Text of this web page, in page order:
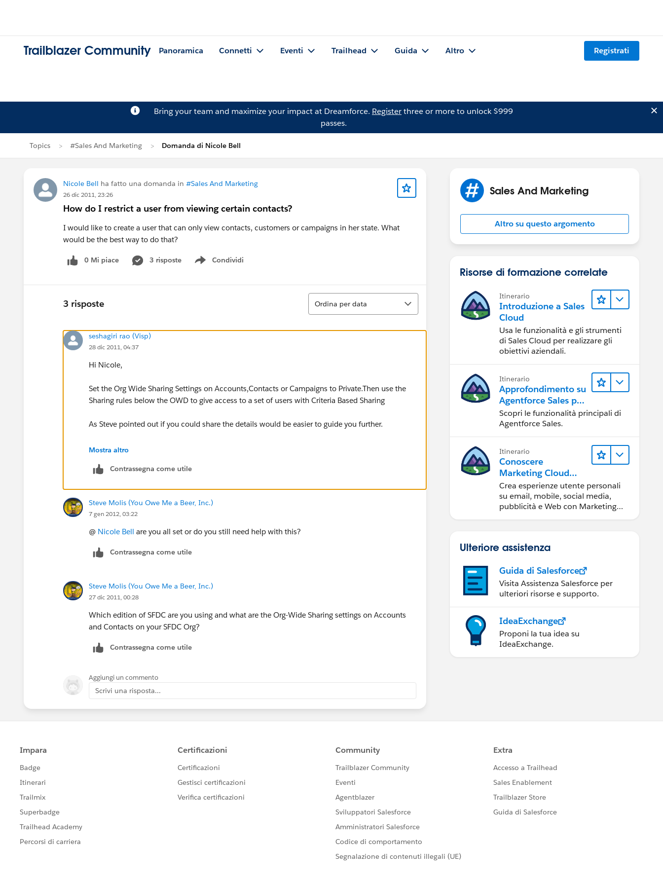
Trailblazer Community Panoramica Connetti Eventi Trailhead Guida Altro Registrati
Bring your team and maximize your impact at Dreamforce. Registerthree or more to unlock $999
passes.
Topics #Sales And Marketing Domanda di Nicole Bell
Nicole Bell ha fatto una domanda in #Sales And Marketing
26 dic 2011, 23:26
How do I restrict a user from viewing certain contacts?
I would like to create a user that can only view contacts, customers or campaigns in her state. What
would be the best way to do that?
0 Mi piace 3 risposte Condividi
Show menu
3 risposte
Ordina
Ordina per data
seshagiri rao (Visp)
28 dic 2011, 04:37
Hi Nicole,
Set the Org Wide Sharing Settings on Accounts,Contacts or Campaigns to Private.Then use the
Sharing rules below the OWD to give access to a set of users with Criteria Based Sharing
As Steve pointed out if you could share the details would be easier to guide you further.
regards
seshagiri
Mostra altro
Contrassegna come utile
Steve Molis (You Owe Me a Beer, Inc.)
7 gen 2012, 03:22
@ Nicole Bell are you all set or do you still need help with this?
Contrassegna come utile
Steve Molis (You Owe Me a Beer, Inc.)
27 dic 2011, 00:28
Which edition of SFDC are you using and what are the Org-Wide Sharing settings on Accounts
and Contacts on your SFDC Org?
Contrassegna come utile
Aggiungi un commento
Scrivi una risposta...
Sales And Marketing
Altro su questo argomento
Risorse di formazione correlate
Itinerario
Introduzione a Sales
Cloud
Usa le funzionalità e gli strumenti
di Sales Cloud per realizzare gli
obiettivi aziendali.
Itinerario
Approfondimento su
Agentforce Sales per
gli amministratori
Scopri le funzionalità principali di
Agentforce Sales.
Itinerario
Conoscere
Marketing Cloud
Engagement
Crea esperienze utente personali
su email, mobile, social media,
pubblicità e Web con Marketing
Ulteriore assistenza
Guida di Salesforce
Visita Assistenza Salesforce per
ulteriori risorse e supporto.
IdeaExchange
Proponi la tua idea su
IdeaExchange.